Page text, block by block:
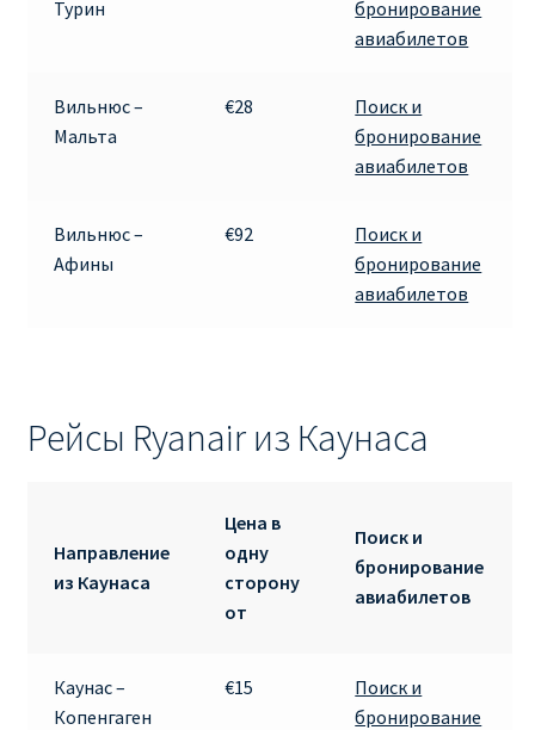
Турин
бронирование
авиабилетов
Вильнюс –
Мальта
€28
Поиск и
бронирование
авиабилетов
Вильнюс –
Афины
€92
Поиск и
бронирование
авиабилетов
Рейсы Ryanair из Каунаса
Направление
из Каунаса
Цена в
одну
сторону
от
Поиск и
бронирование
авиабилетов
Каунас –
Копенгаген
€15
Поиск и
бронирование